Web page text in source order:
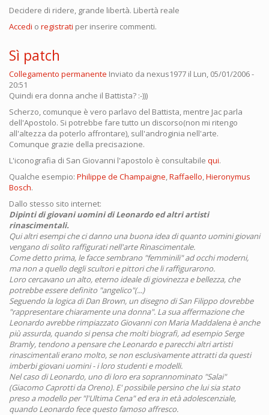
Decidere di ridere, grande libertà. Libertà reale
Accedi o registrati per inserire commenti.
Sì patch
Collegamento permanente Inviato da nexus1977 il Lun, 05/01/2006 -
20:51
Quindi era donna anche il Battista? :-)))
Scherzo, comunque è vero parlavo del Battista, mentre Jac parla
dell'Apostolo. Si potrebbe fare tutto un discorso(non mi ritengo
all'altezza da poterlo affrontare), sull'androginia nell'arte.
Comunque grazie della precisazione.
L'iconografia di San Giovanni l'apostolo è consultabile qui.
Qualche esempio: Philippe de Champaigne,Raffaello,Hieronymus
Bosch.
Dallo stesso sito internet:
Dipinti di giovani uomini di Leonardo ed altri artisti
rinascimentali.
Qui altri esempi che ci danno una buona idea di quanto uomini giovani
vengano di solito raffigurati nell'arte Rinascimentale.
Come detto prima, le facce sembrano "femminili" ad occhi moderni,
ma non a quello degli scultori e pittori che li raffigurarono.
Loro cercavano un alto, eterno ideale di giovinezza e bellezza, che
potrebbe essere definito "angelico"(...)
Seguendo la logica di Dan Brown, un disegno di San Filippo dovrebbe
"rappresentare chiaramente una donna". La sua affermazione che
Leonardo avrebbe rimpiazzato Giovanni con Maria Maddalena è anche
più assurda, quando si pensa che molti biografi, ad esempio Serge
Bramly, tendono a pensare che Leonardo e parecchi altri artisti
rinascimentali erano molto, se non esclusivamente attratti da questi
imberbi giovani uomini - i loro studenti e modelli.
Nel caso di Leonardo, uno di loro era soprannominato "Salai"
(Giacomo Caprotti da Oreno). E' possibile persino che lui sia stato
preso a modello per "l'Ultima Cena" ed era in età adolescenziale,
quando Leonardo fece questo famoso affresco.